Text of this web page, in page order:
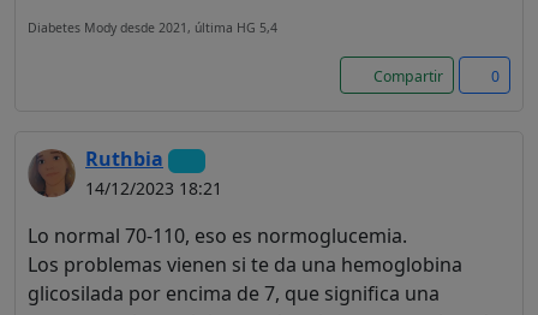
Diabetes Mody desde 2021, última HG 5,4
Compartir 0
Ruthbia
14/12/2023 18:21
Lo normal 70-110, eso es normoglucemia.
Los problemas vienen si te da una hemoglobina
glicosilada por encima de 7, que significa una